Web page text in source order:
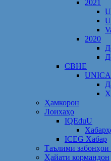
2021
2020
CBHE
Ҳамкорон
Лоихаҳо
IQEduU
ICEG Хабар
Таълими забонҳои
Ҳайати кормандон